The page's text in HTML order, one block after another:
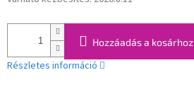
Hozzáadás a kosárhoz
Részletes információ